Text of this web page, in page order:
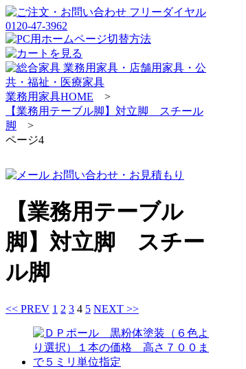
業務用家具HOME >
【業務用テーブル脚】対立脚 スチール
脚 >
ページ4
【業務用テーブル
脚】対立脚 スチー
ル脚
<< PREV 1 2 3 4 5 NEXT >>